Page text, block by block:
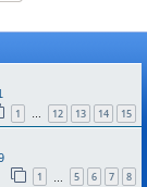
1 … 12 13 14 15
1 5 6 7 8